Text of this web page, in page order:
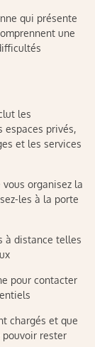
qui présente
une
les
espaces privés,
et les services
organisez la
les à la porte
à distance telles
pour contacter
chargés et que
pouvoir rester